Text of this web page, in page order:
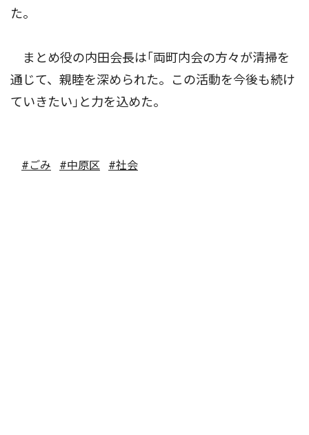
た。
まとめ役の内田会長は｢両町内会の方々が清掃を
通じて、親睦を深められた。この活動を今後も続け
ていきたい｣と力を込めた。
#ごみ #中原区 #社会